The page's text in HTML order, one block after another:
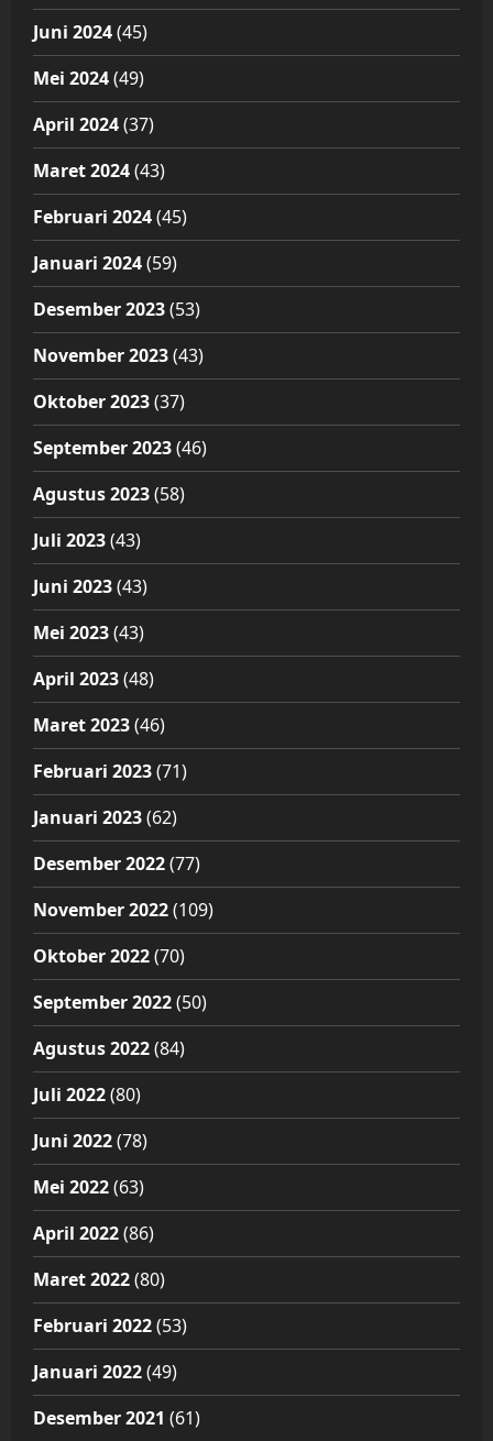
Juni 2024(45)
Mei 2024(49)
April 2024(37)
Maret 2024(43)
Februari 2024(45)
Januari 2024(59)
Desember 2023(53)
November 2023(43)
Oktober 2023(37)
September 2023(46)
Agustus 2023(58)
Juli 2023(43)
Juni 2023(43)
Mei 2023(43)
April 2023(48)
Maret 2023(46)
Februari 2023(71)
Januari 2023(62)
Desember 2022(77)
November 2022(109)
Oktober 2022(70)
September 2022(50)
Agustus 2022(84)
Juli 2022(80)
Juni 2022(78)
Mei 2022(63)
April 2022(86)
Maret 2022(80)
Februari 2022(53)
Januari 2022(49)
Desember 2021 (61)